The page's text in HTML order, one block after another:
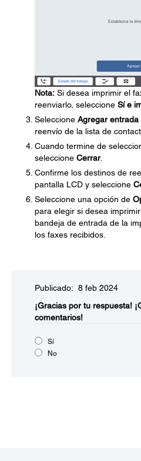
Nota: Si desea imprimir el
reenviarlo, seleccione Sí e
Seleccione Agregar entrada
reenvío de la lista de
Cuando termine de
seleccione Cerrar.
Confirme los destinos de
pantalla LCD y seleccione
Seleccione una opción de
para elegir si desea
bandeja de entrada de la
los faxes recibidos.
Publicado: 8 feb 2024
¡Gracias por tu respuesta!
comentarios!
Sí
No